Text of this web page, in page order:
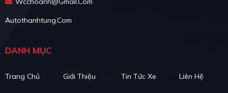
Autothanhtung.com
DANH MỤC
Trang Chủ Giới Thiệu Tin Tức Xe Liên Hệ